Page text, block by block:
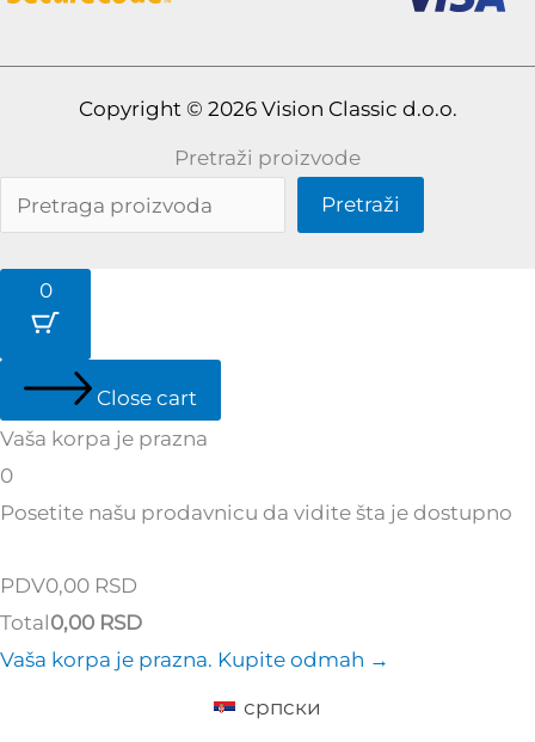
Copyright © 2026 Vision Classic d.o.o.
Pretraži proizvode
Pretraži
0
Close cart
Vaša korpa je prazna
0
Posetite našu prodavnicu da vidite šta je dostupno
Tax
Amount:
PDV0,00 RSD
Cart
Total:
Total0,00 RSD
Vaša korpa je prazna. Kupite odmah →
српски